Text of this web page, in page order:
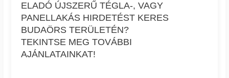
ELADÓ ÚJSZERŰ TÉGLA-, VAGY
PANELLAKÁS HIRDETÉST KERES
BUDAÖRS TERÜLETÉN?
TEKINTSE MEG TOVÁBBI
AJÁNLATAINKAT!